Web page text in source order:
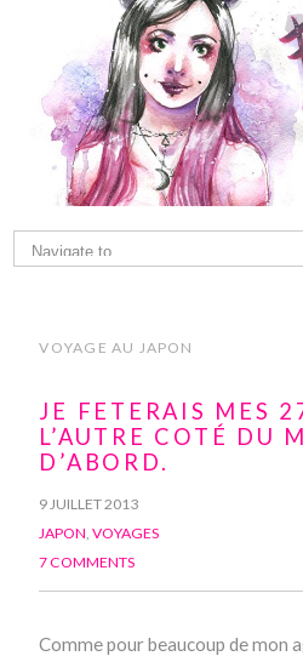
VOYAGE AU JAPON
JE FETERAIS MES
L’AUTRE COTÉ DU
D’ABORD.
9 JUILLET 2013
JAPON,VOYAGES
7 COMMENTS
Comme pour beaucoup de mon